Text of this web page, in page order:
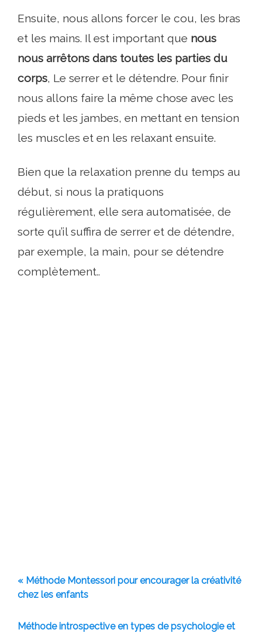
Ensuite, nous allons forcer le cou, les bras
et les mains. Il est important que nous
nous arrêtons dans toutes les parties du
corps, Le serrer et le détendre. Pour finir
nous allons faire la même chose avec les
pieds et les jambes, en mettant en tension
les muscles et en les relaxant ensuite.
Bien que la relaxation prenne du temps au
début, si nous la pratiquons
régulièrement, elle sera automatisée, de
sorte qu’il suffira de serrer et de détendre,
par exemple, la main, pour se détendre
complètement..
« Méthode Montessori pour encourager la créativité
chez les enfants
Méthode introspective en types de psychologie et